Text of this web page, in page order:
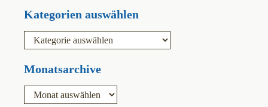
Kategorien auswählen
e
g
i
Monatsarchive